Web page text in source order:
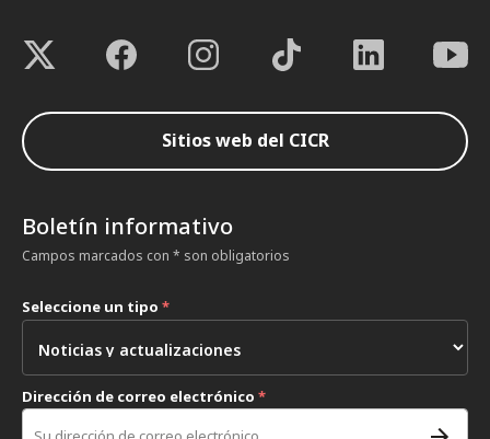
Sitios web del CICR
Boletín informativo
Campos marcados con * son obligatorios
Seleccione un tipo *
Dirección de correo electrónico *